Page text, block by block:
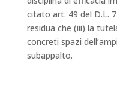
citato art. 49 del D.L.
residua che (iii) la
concreti spazi
subappalto.